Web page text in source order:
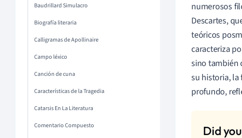
Baudrillard Simulacro
Biografía literaria
Calligramas de Apollinaire
Campo léxico
Canción de cuna
Características de la Tragedia
Catarsis En La Literatura
Comentario Compuesto
numerosos
Descartes,
teóricos
caracteriza
sino también
su historia, la
profundo,